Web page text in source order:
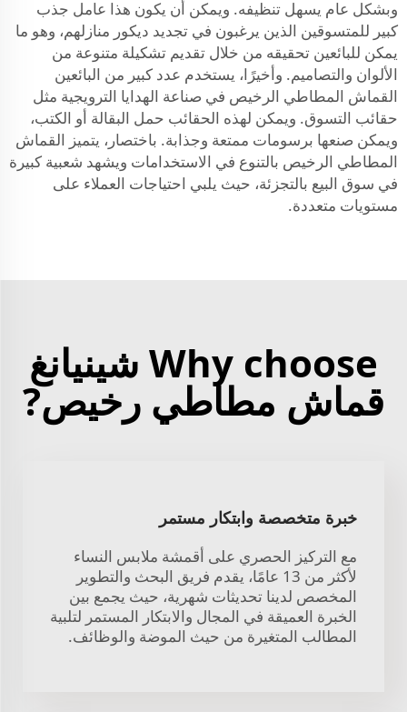
وبشكل عام يسهل تنظيفه. ويمكن أن يكون هذا عامل جذب
كبير للمتسوقين الذين يرغبون في تجديد ديكور منازلهم، وهو ما
يمكن للبائعين تحقيقه من خلال تقديم تشكيلة متنوعة من
الألوان والتصاميم. وأخيرًا، يستخدم عدد كبير من البائعين
القماش المطاطي الرخيص في صناعة الهدايا الترويجية مثل
حقائب التسوق. ويمكن لهذه الحقائب حمل البقالة أو الكتب،
ويمكن صنعها برسومات ممتعة وجذابة. باختصار، يتميز القماش
المطاطي الرخيص بالتنوع في الاستخدامات ويشهد شعبية كبيرة
في سوق البيع بالتجزئة، حيث يلبي احتياجات العملاء على
مستويات متعددة.
Why choose شينيانغ
قماش مطاطي رخيص?
خبرة متخصصة وابتكار مستمر
مع التركيز الحصري على أقمشة ملابس النساء
لأكثر من 13 عامًا، يقدم فريق البحث والتطوير
المخصص لدينا تحديثات شهرية، حيث يجمع بين
الخبرة العميقة في المجال والابتكار المستمر لتلبية
المطالب المتغيرة من حيث الموضة والوظائف.